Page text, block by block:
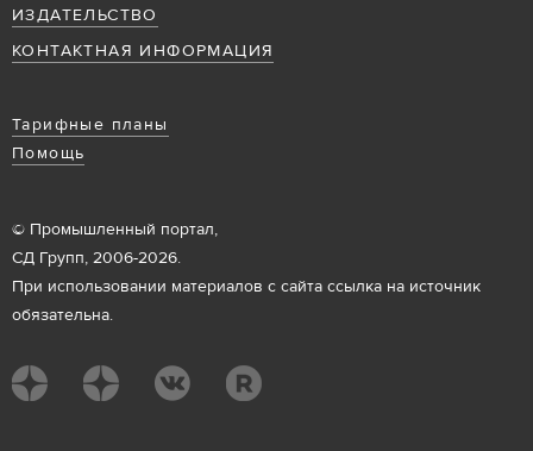
ИЗДАТЕЛЬСТВО
КОНТАКТНАЯ ИНФОРМАЦИЯ
Тарифные планы
Помощь
© Промышленный портал,
СД Групп, 2006-2026.
При использовании материалов с сайта ссылка на источник
обязательна.